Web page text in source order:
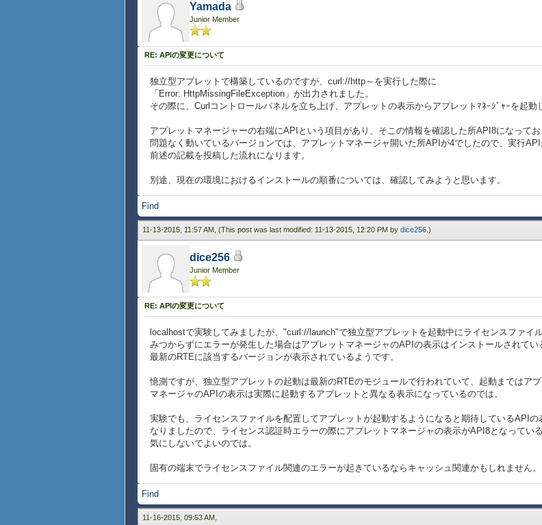
Yamada
Junior Member
RE: APIの変更について
独立型アプレットで構築しているのですが、curl://http～を実行した際に
「Error: HttpMissingFileException」が出力されました。
その際に、Curlコントロールパネルを立ち上げ、アプレットの表示からアプレットﾏﾈｰｼﾞｬｰを起動
アプレットマネージャーの右端にAPIという項目があり、そこの情報を確認した所API8になってお
問題なく動いているバージョンでは、アプレットマネージャ開いた所APIが4でしたので、実行
前述の記載を投稿した流れになります。
別途、現在の環境におけるインストールの順番については、確認してみようと思います。
Find
11-13-2015, 11:57 AM, (This post was last modified: 11-13-2015, 12:20 PM by dice256 .)
dice256
Junior Member
RE: APIの変更について
localhostで実験してみましたが、"curl://launch"で独立型アプレットを起動中にライセンスファイ
みつからずにエラーが発生した場合はアプレットマネージャのAPIの表示はインストールされてい
最新のRTEに該当するバージョンが表示されているようです。
憶測ですが、独立型アプレットの起動は最新のRTEのモジュールで行われていて、起動まではアプ
マネージャのAPIの表示は実際に起動するアプレットと異なる表示になっているのでは。
実験でも、ライセンスファイルを配置してアプレットが起動するようになると期待しているAPIの
なりましたので、ライセンス認証時エラーの際にアプレットマネージャの表示がAPI8となってい
気にしないでよいのでは。
固有の端末でライセンスファイル関連のエラーが起きているならキャッシュ関連かもしれません。
Find
11-16-2015, 09:53 AM,